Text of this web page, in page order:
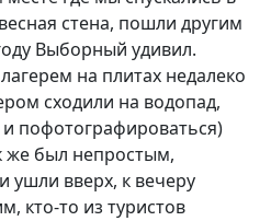
стена, пошли другим
Выборный удивил.
на плитах недалеко
сходили на водопад,
пофотографироваться)
же был непростым,
ушли вверх, к вечеру
кто-то из туристов